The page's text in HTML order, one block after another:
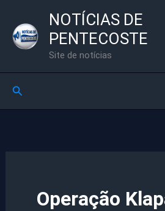
para
NOTÍCIAS DE
PENTECOSTE
Site de notícias
Pesquisar
Operação